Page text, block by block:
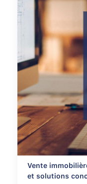
Vente
et solutions